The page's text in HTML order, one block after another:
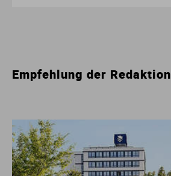
Empfehlung der Redaktion